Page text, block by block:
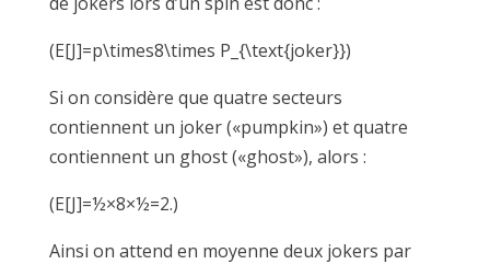
(E[J]=p\times8\times P_{\text{joker}})
Si on considère que quatre secteurs
contiennent un joker («pumpkin») et quatre
contiennent un ghost («ghost»), alors :
(E[J]=½×8×½=2.)
Ainsi on attend en moyenne deux jokers par